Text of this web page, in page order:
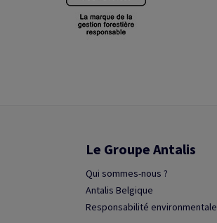
Le Groupe Antalis
Qui sommes-nous ?
Antalis Belgique
Responsabilité environmentale